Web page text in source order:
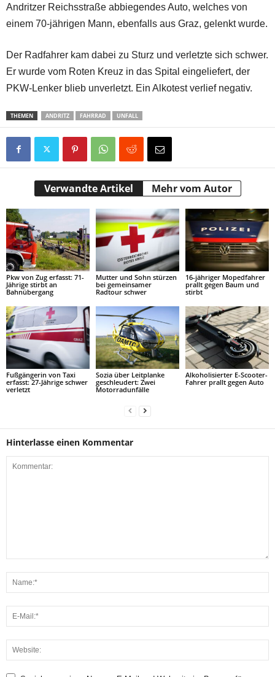
Andritzer Reichsstraße abbiegendes Auto, welches von
einem 70-jährigen Mann, ebenfalls aus Graz, gelenkt wurde.
Der Radfahrer kam dabei zu Sturz und verletzte sich schwer.
Er wurde vom Roten Kreuz in das Spital eingeliefert, der
PKW-Lenker blieb unverletzt. Ein Alkotest verlief negativ.
THEMEN ANDRITZ FAHRRAD UNFALL
Verwandte Artikel Mehr vom Autor
Pkw von Zug erfasst: 71-
Jährige stirbt an
Bahnübergang
Mutter und Sohn stürzen
bei gemeinsamer
Radtour schwer
16-jähriger Mopedfahrer
prallt gegen Baum und
stirbt
Fußgängerin von Taxi
erfasst: 27-Jährige schwer
verletzt
Sozia über Leitplanke
geschleudert: Zwei
Motorradunfälle
Alkoholisierter E-Scooter-
Fahrer prallt gegen Auto
Hinterlasse einen Kommentar